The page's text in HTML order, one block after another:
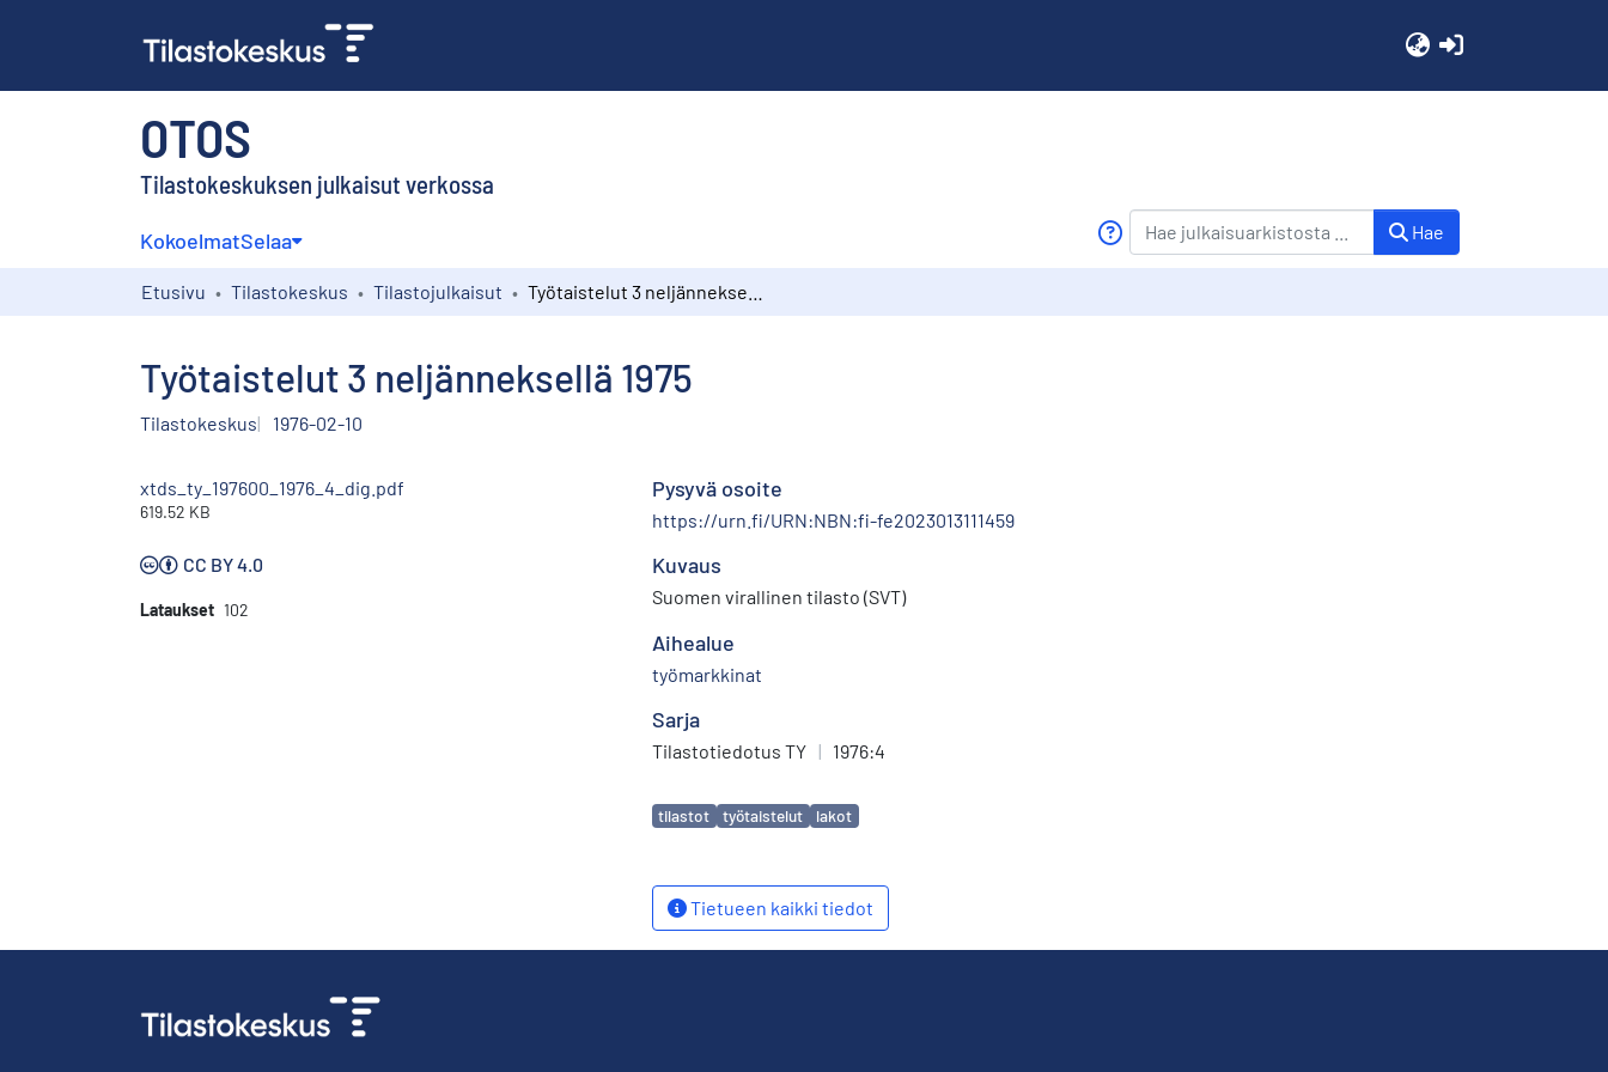
OTOS
Tilastokeskuksen julkaisut verkossa
KokoelmatSelaa Hae
Etusivu Tilastokeskus Tilastojulkaisut
Työtaistelut 3 neljänneksellä 1975
Tilastokeskus 1976-02-10
xtds_ty_197600_1976_4_dig.pdf
619.52 KB
CC BY 4.0
Lataukset 102
Pysyvä osoite
https://urn.fi/URN:NBN:fi-fe2023013111459
Kuvaus
Suomen virallinen tilasto (SVT)
Aihealue
työmarkkinat
Sarja
Tilastotiedotus TY | 1976:4
Avainsanat
tilastot työtaistelut lakot
Tietueen kaikki tiedot